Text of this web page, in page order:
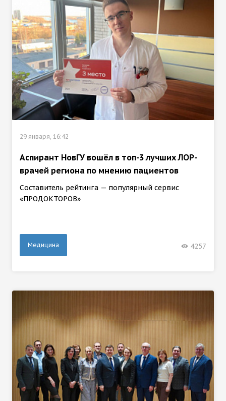
29 января, 16:42
Аспирант НовГУ вошёл в топ-3 лучших ЛОР-
врачей региона по мнению пациентов
Составитель рейтинга — популярный сервис
«ПРОДОКТОРОВ»
Медицина 4257